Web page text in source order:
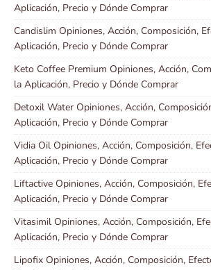
Aplicación, Precio y Dónde Comprar
Candislim Opiniones, Acción, Composición,
Aplicación, Precio y Dónde Comprar
Keto Coffee Premium Opiniones, Acción,
la Aplicación, Precio y Dónde Comprar
Detoxil Water Opiniones, Acción,
Aplicación, Precio y Dónde Comprar
Vidia Oil Opiniones, Acción, Composición,
Aplicación, Precio y Dónde Comprar
Liftactive Opiniones, Acción, Composición,
Aplicación, Precio y Dónde Comprar
Vitasimil Opiniones, Acción, Composición,
Aplicación, Precio y Dónde Comprar
Lipofix Opiniones, Acción, Composición,